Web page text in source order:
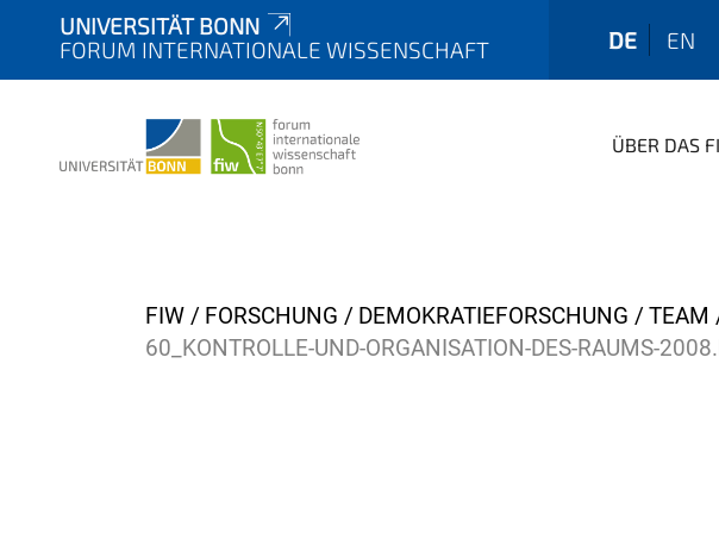
UNIVERSITÄT BONN
FORUM INTERNATIONALE WISSENSCHAFT
DE EN
ÜBER DAS
Y
o
FIW FORSCHUNG DEMOKRATIEFORSCHUNG TEAM
60_KONTROLLE-UND-ORGANISATION-DES-RAUMS-